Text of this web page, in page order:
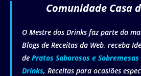
Comunidade Casa
O Mestre dos Drinks faz parte da
Blogs de Receitas da Web, receba
de Pratos Saborosos e
Drinks, Receitas para ocasiões